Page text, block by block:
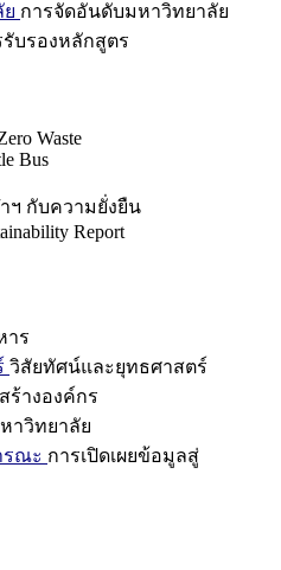
การจัดอันดับมหาวิทยาลัย
รับรองหลักสูตร
Waste
Bus
ฯ กับความยั่งยืน
Report
าร
วิสัยทัศน์และยุทธศาสตร์
ร้างองค์กร
าวิทยาลัย
รณะ การเปิดเผยข้อมูลสู่